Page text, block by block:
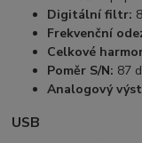
Digitální filtr:
Frekvenční
Celkové
Poměr S/N: 87
Analogový
USB